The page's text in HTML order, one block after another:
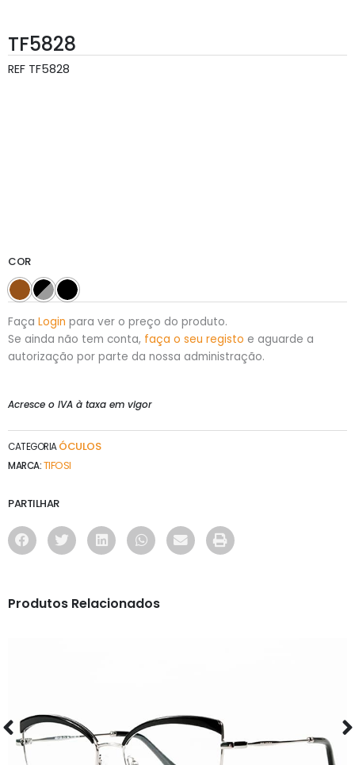
TF5828
REF TF5828
COR
Faça Login para ver o preço do produto.
Se ainda não tem conta, faça o seu registo e aguarde a
autorização por parte da nossa administração.
Acresce o IVA à taxa em vigor
CATEGORIA ÓCULOS
MARCA:TIFOSI
PARTILHAR
Produtos Relacionados
AS1120